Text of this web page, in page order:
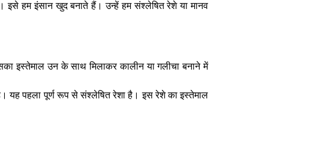
हम इंसान खुद बनाते हैं। उन्हें हम संश्लेषित रेशे या मानव
इस्तेमाल उन के साथ मिलाकर कालीन या गलीचा बनाने में
यह पहला पूर्ण रूप से संश्लेषित रेशा है। इस रेशे का इस्तेमाल